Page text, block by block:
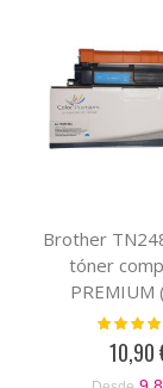
Brother
tóner
PREMIUM
10,90